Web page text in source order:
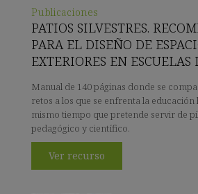
Publicaciones
PATIOS SILVESTRES.
PARA EL DISEÑO DE
EXTERIORES EN
Manual de 140 páginas donde se
retos a los que se enfrenta la educación
mismo tiempo que pretende servir de
pedagógico y científico.
Ver recurso